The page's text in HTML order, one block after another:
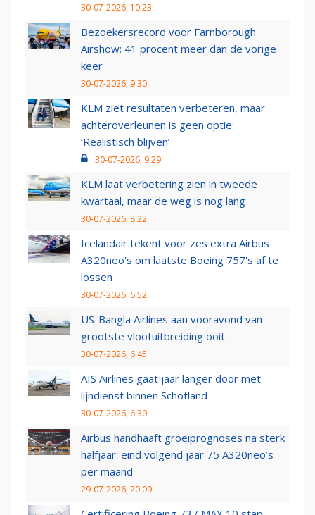
30-07-2026, 10:23
Bezoekersrecord voor Farnborough
Airshow: 41 procent meer dan de vorige
keer
30-07-2026, 9:30
KLM ziet resultaten verbeteren, maar
achteroverleunen is geen optie:
‘Realistisch blijven’
30-07-2026, 9:29
KLM laat verbetering zien in tweede
kwartaal, maar de weg is nog lang
30-07-2026, 8:22
Icelandair tekent voor zes extra Airbus
A320neo's om laatste Boeing 757's af te
lossen
30-07-2026, 6:52
US-Bangla Airlines aan vooravond van
grootste vlootuitbreiding ooit
30-07-2026, 6:45
AIS Airlines gaat jaar langer door met
lijndienst binnen Schotland
30-07-2026, 6:30
Airbus handhaaft groeiprognoses na sterk
halfjaar: eind volgend jaar 75 A320neo’s
per maand
29-07-2026, 20:09